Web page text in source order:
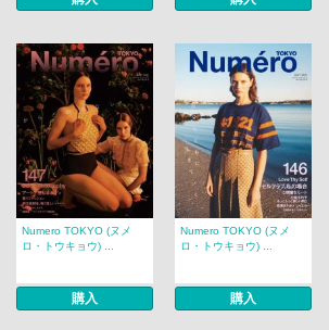
Numero TOKYO (ヌメ
ロ・トウキョウ) ...
購入
Numero TOKYO (ヌメ
ロ・トウキョウ) ...
購入